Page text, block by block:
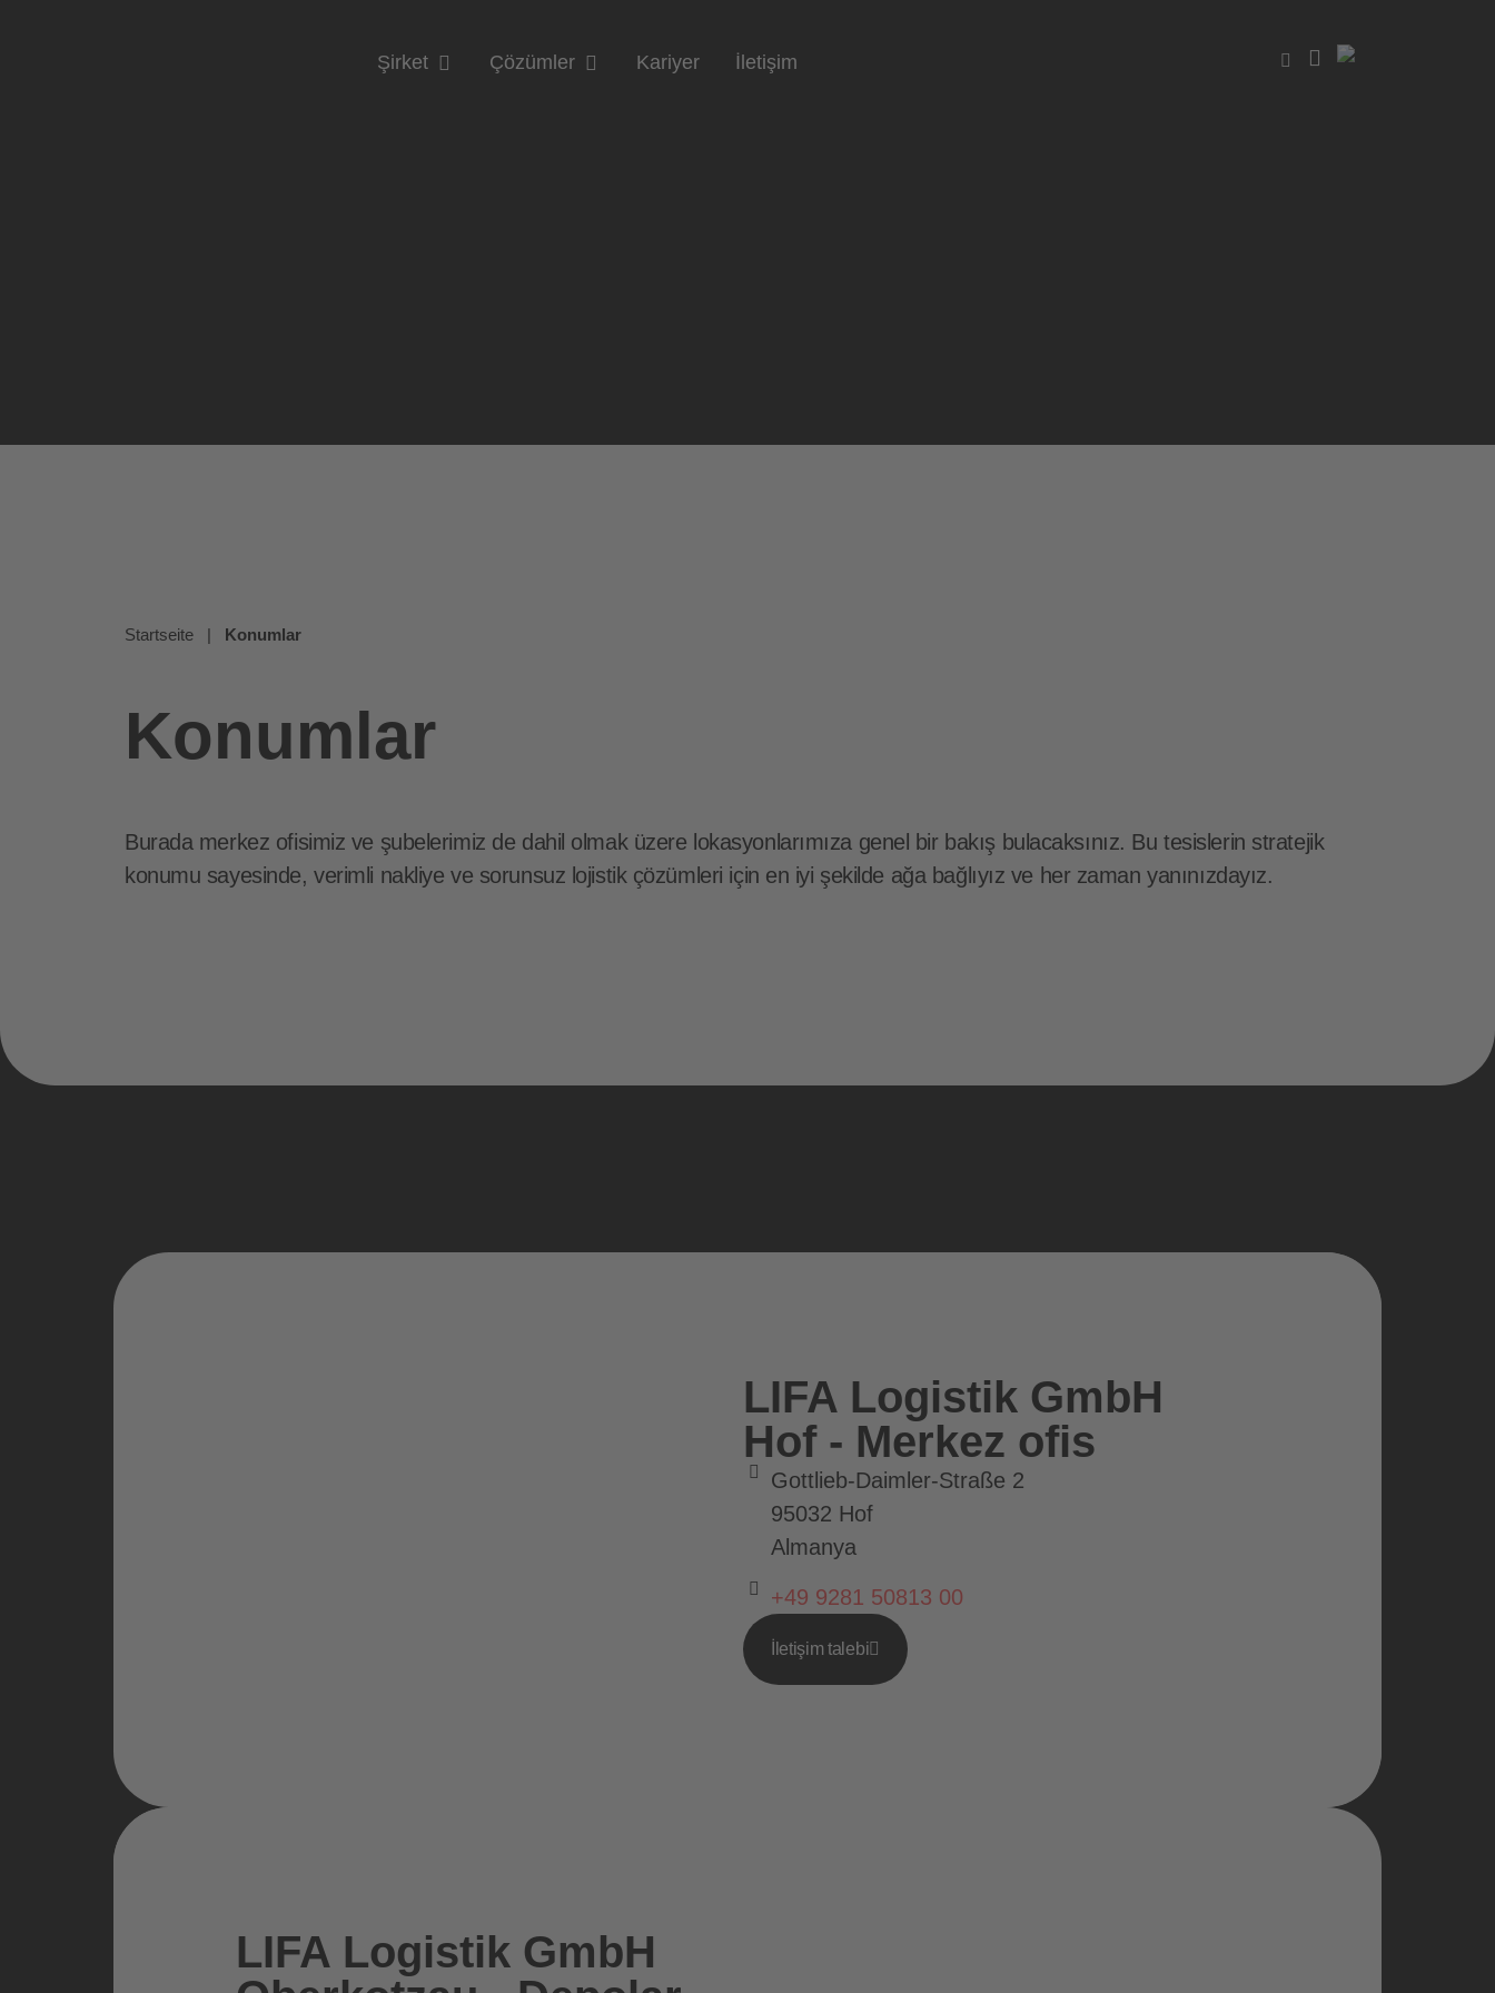
Şirket Çözümler Kariyer İletişim
Startseite | Konumlar
Konumlar
Burada merkez ofisimiz ve şubelerimiz de dahil olmak üzere lokasyonlarımıza genel bir bakış bulacaksınız. Bu tesislerin stratejik
konumu sayesinde, verimli nakliye ve sorunsuz lojistik çözümleri için en iyi şekilde ağa bağlıyız ve her zaman yanınızdayız.
LIFA Logistik GmbH
Hof - Merkez ofis
Gottlieb-Daimler-Straße 2
95032 Hof
Almanya
+49 9281 50813 00
İletişim talebi
LIFA Logistik GmbH